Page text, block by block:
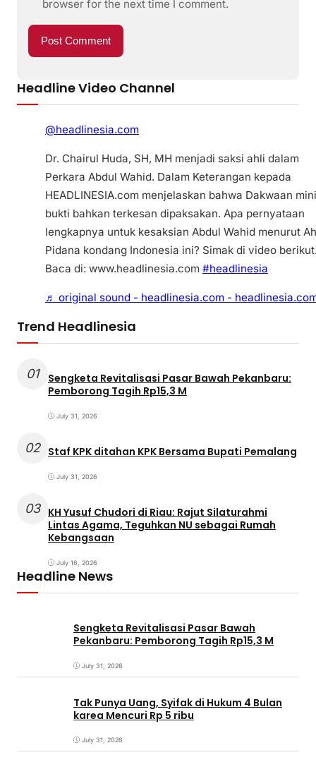
browser for the next time I comment.
Headline Video Channel
@headlinesia.com
Dr. Chairul Huda, SH, MH menjadi saksi ahli dalam
Perkara Abdul Wahid. Dalam Keterangan kepada
HEADLINESIA.com menjelaskan bahwa Dakwaan
bukti bahkan terkesan dipaksakan. Apa pernyataan
lengkapnya untuk kesaksian Abdul Wahid menurut
Pidana kondang Indonesia ini? Simak di video
Baca di: www.headlinesia.com #headlinesia
♬ original sound - headlinesia.com -
Trend Headlinesia
01
Sengketa Revitalisasi Pasar Bawah Pekanbaru:
Pemborong Tagih Rp15,3 M
July 31, 2026
02 Staf KPK ditahan KPK Bersama Bupati Pemalang
July 31, 2026
03 KH Yusuf Chudori di Riau: Rajut Silaturahmi
Lintas Agama, Teguhkan NU sebagai Rumah
Kebangsaan
July 16, 2026
Headline News
Sengketa Revitalisasi Pasar Bawah
Pekanbaru: Pemborong Tagih Rp15,3 M
July 31, 2026
Tak Punya Uang, Syifak di Hukum 4 Bulan
karea Mencuri Rp 5 ribu
July 31, 2026